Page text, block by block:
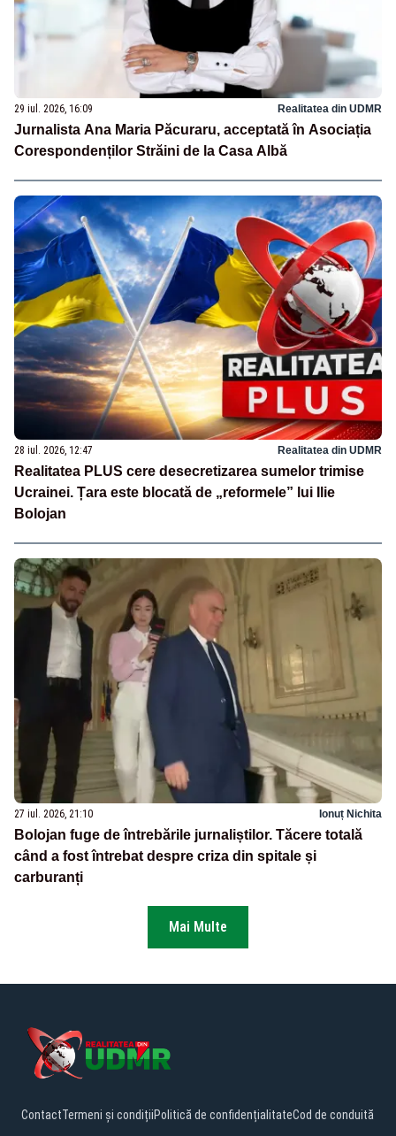
29 iul. 2026, 16:09 Realitatea din UDMR
Jurnalista Ana Maria Păcuraru, acceptată în Asociația
Corespondenților Străini de la Casa Albă
28 iul. 2026, 12:47 Realitatea din UDMR
Realitatea PLUS cere desecretizarea sumelor trimise
Ucrainei. Țara este blocată de „reformele” lui Ilie
Bolojan
27 iul. 2026, 21:10 Ionuț Nichita
Bolojan fuge de întrebările jurnaliștilor. Tăcere totală
când a fost întrebat despre criza din spitale și
carburanți
Mai Multe
ContactTermeni și condițiiPolitică de confidențialitateCod de conduită